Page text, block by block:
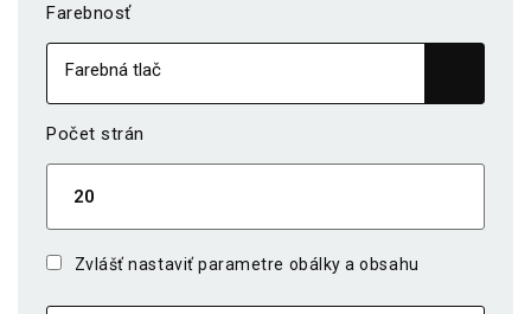
Farebnosť
Počet strán
Zvlášť nastaviť parametre obálky a obsahu